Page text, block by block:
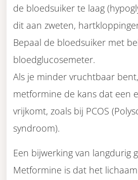
de bloedsuiker te laag
dit aan zweten,
Bepaal de bloedsuiker met
bloedglucosemeter.
Als je minder vruchtbaar
metformine de kans dat een
vrijkomt, zoals bij PCOS
syndroom).
Een bijwerking van langdurig
Metformine is dat het